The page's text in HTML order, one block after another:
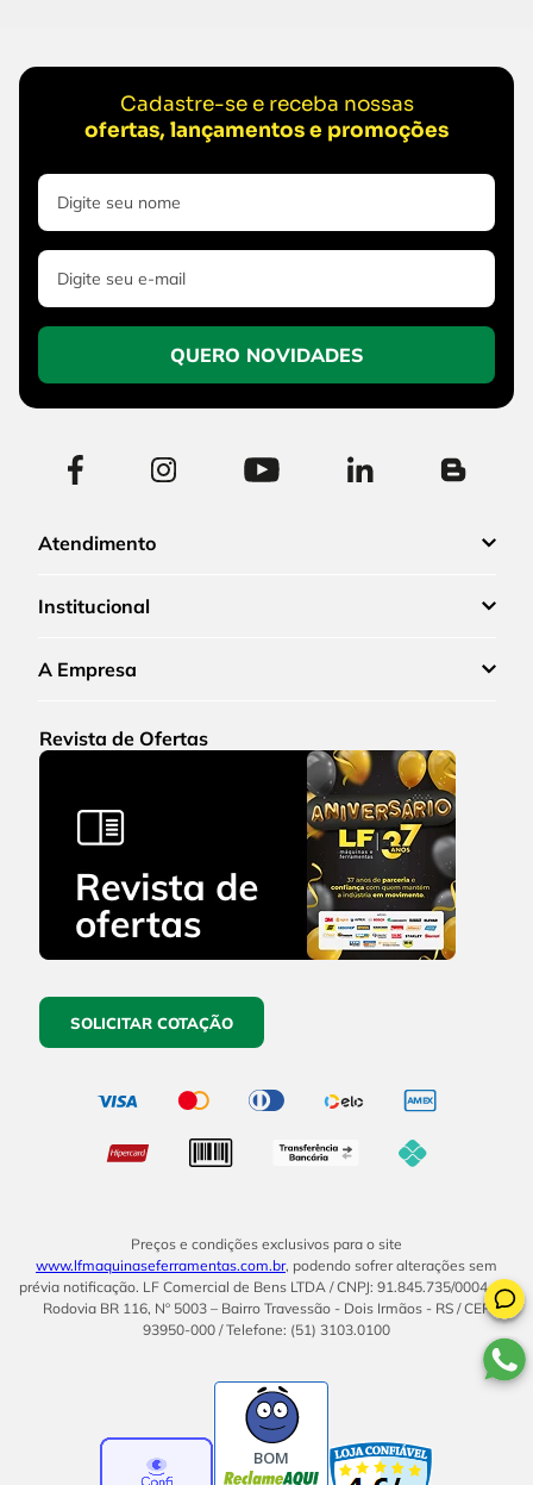
Cadastre-se e receba nossas
ofertas, lançamentos e promoções
QUERO NOVIDADES
Atendimento
Institucional
A Empresa
Revista de Ofertas
SOLICITAR COTAÇÃO
Preços e condições exclusivos para o site
www.lfmaquinaseferramentas.com.br, podendo sofrer alterações sem
prévia notificação. LF Comercial de Bens LTDA / CNPJ: 91.845.735/0004-14.
Rodovia BR 116, Nº 5003 – Bairro Travessão - Dois Irmãos - RS / CEP
93950-000 / Telefone: (51) 3103.0100
BOM